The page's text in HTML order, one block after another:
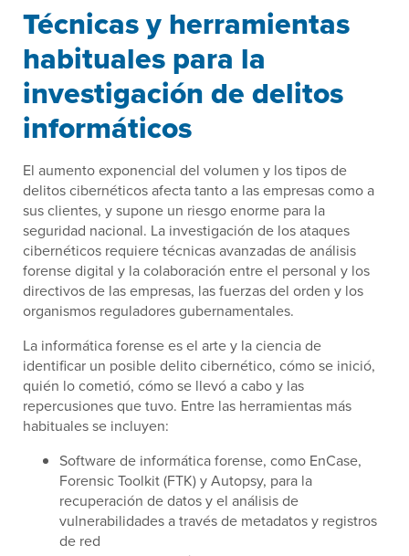
Técnicas y herramientas
habituales para la
investigación de delitos
informáticos
El aumento exponencial del volumen y los tipos de
delitos cibernéticos afecta tanto a las empresas como a
sus clientes, y supone un riesgo enorme para la
seguridad nacional. La investigación de los ataques
cibernéticos requiere técnicas avanzadas de análisis
forense digital y la colaboración entre el personal y los
directivos de las empresas, las fuerzas del orden y los
organismos reguladores gubernamentales.
La informática forense es el arte y la ciencia de
identificar un posible delito cibernético, cómo se inició,
quién lo cometió, cómo se llevó a cabo y las
repercusiones que tuvo. Entre las herramientas más
habituales se incluyen:
Software de informática forense, como EnCase,
Forensic Toolkit (FTK) y Autopsy, para la
recuperación de datos y el análisis de
vulnerabilidades a través de metadatos y registros
de red